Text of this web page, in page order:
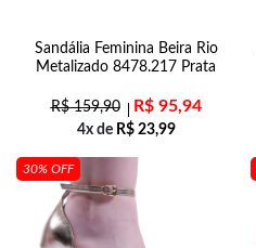
Sandália Feminina Beira Rio
Metalizado 8478.217 Prata
R$159,90 R$95,94
4x de R$23,99
30% OFF